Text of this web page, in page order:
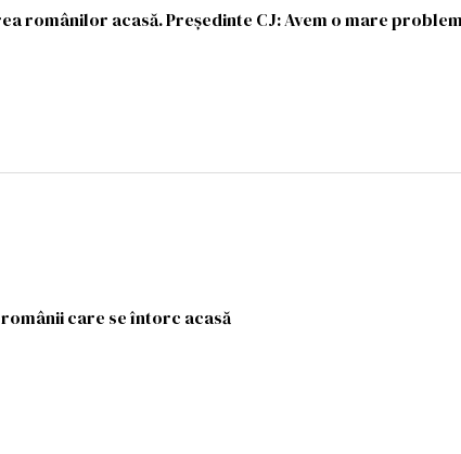
românilor acasă. Președinte CJ: Avem o mare
care se întorc acasă